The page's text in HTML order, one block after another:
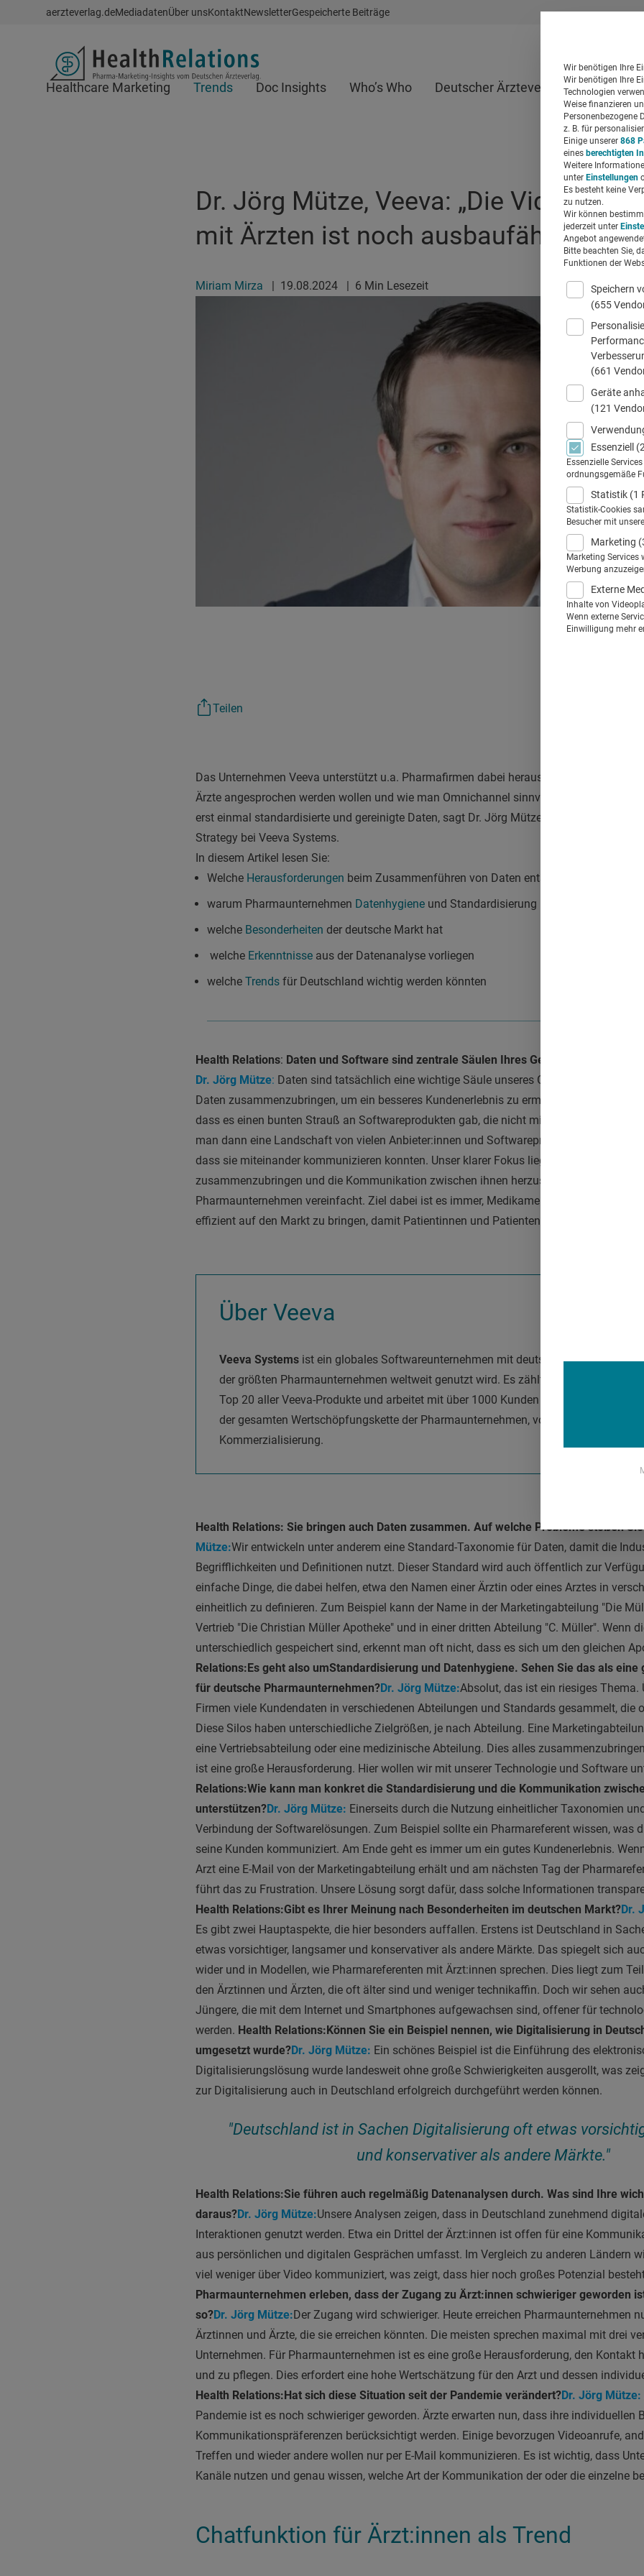
Schnellzugriff
aerzteverlag.deMediadatenÜber unsKontaktNewsletterGespeicherte Beiträge
Header
Healthcare Marketing Trends Doc Insights Who’s Who Deutscher Ärzteverlag
Dr. Jörg Mütze, Veeva: „Die Video-
mit Ärzten ist noch ausbaufähig“
Miriam Mirza | 19.08.2024 | 6 Min Lesezeit
Teilen
Das Unternehmen Veeva unterstützt u.a. Pharmafirmen dabei herauszufinden, über
Ärzte angesprochen werden wollen und wie man Omnichannel sinnvoll ausbauen kann.
erst einmal standardisierte und gereinigte Daten, sagt Dr. Jörg Mütze, Head of DACH
Strategy bei Veeva Systems.
In diesem Artikel lesen Sie:
Welche Herausforderungen beim Zusammenführen von Daten entstehen
warum Pharmaunternehmen Datenhygiene und Standardisierung brauchen
welche Besonderheiten der deutsche Markt hat
welche Erkenntnisse aus der Datenanalyse vorliegen
welche Trends für Deutschland wichtig werden könnten
Health Relations: Daten und Software sind zentrale Säulen Ihres Geschäfts. Könnten
Dr. Jörg Mütze: Daten sind tatsächlich eine wichtige Säule unseres Geschäfts. Unsere
Daten zusammenzubringen, um ein besseres Kundenerlebnis zu ermöglichen. Oft war es
dass es einen bunten Strauß an Softwareprodukten gab, die nicht miteinander gearbeitet
man dann eine Landschaft von vielen Anbieter:innen und Softwareprodukten, die man
dass sie miteinander kommunizieren konnten. Unser klarer Fokus liegt daher darauf,
zusammenzubringen und die Kommunikation zwischen ihnen herzustellen, was
Pharmaunternehmen vereinfacht. Ziel dabei ist es immer, Medikamente möglichst
effizient auf den Markt zu bringen, damit Patientinnen und Patienten davon profitieren.
Über Veeva
Veeva Systems ist ein globales Softwareunternehmen mit deutschem Hauptsitz in
der größten Pharmaunternehmen weltweit genutzt wird. Es zählt nach
Top 20 aller Veeva-Produkte und arbeitet mit über 1000 Kunden weltweit
der gesamten Wertschöpfungskette der Pharmaunternehmen, von der Forschung bis
Kommerzialisierung.
Health Relations: Sie bringen auch Daten zusammen. Auf welche Probleme stoßen
Mütze:Wir entwickeln unter anderem eine Standard-Taxonomie für Daten, damit die
Begrifflichkeiten und Definitionen nutzt. Dieser Standard wird auch öffentlich zur
einfache Dinge, die dabei helfen, etwa den Namen einer Ärztin oder eines Arztes in
einheitlich zu definieren. Zum Beispiel kann der Name in der Marketingabteilung "Die
Vertrieb "Die Christian Müller Apotheke" und in einer dritten Abteilung "C. Müller". Wenn
unterschiedlich gespeichert sind, erkennt man oft nicht, dass es sich um den gleichen
Relations:Es geht also umStandardisierung und Datenhygiene. Sehen Sie das als
für deutsche Pharmaunternehmen?Dr. Jörg Mütze:Absolut, das ist ein riesiges Thema.
Firmen viele Kundendaten in verschiedenen Abteilungen und Standards gesammelt, die
Diese Silos haben unterschiedliche Zielgrößen, je nach Abteilung. Eine
eine Vertriebsabteilung oder eine medizinische Abteilung. Dies alles
ist eine große Herausforderung. Hier wollen wir mit unserer Technologie und Software
Relations:Wie kann man konkret die Standardisierung und die Kommunikation
unterstützen?Dr. Jörg Mütze: Einerseits durch die Nutzung einheitlicher Taxonomien
Verbindung der Softwarelösungen. Zum Beispiel sollte ein Pharmareferent wissen, was
seine Kunden kommuniziert. Am Ende geht es immer um ein gutes Kundenerlebnis.
Arzt eine E-Mail von der Marketingabteilung erhält und am nächsten Tag der
führt das zu Frustration. Unsere Lösung sorgt dafür, dass solche Informationen
Health Relations:Gibt es Ihrer Meinung nach Besonderheiten im deutschen Markt?Dr.
Es gibt zwei Hauptaspekte, die hier besonders auffallen. Erstens ist Deutschland in
etwas vorsichtiger, langsamer und konservativer als andere Märkte. Das spiegelt sich
wider und in Modellen, wie Pharmareferenten mit Ärzt:innen sprechen. Dies liegt zum
den Ärztinnen und Ärzten, die oft älter sind und weniger technikaffin. Doch wir sehen
Jüngere, die mit dem Internet und Smartphones aufgewachsen sind, offener für
werden. Health Relations:Können Sie ein Beispiel nennen, wie Digitalisierung in
umgesetzt wurde?Dr. Jörg Mütze: Ein schönes Beispiel ist die Einführung des
Digitalisierungslösung wurde landesweit ohne große Schwierigkeiten ausgerollt, was
zur Digitalisierung auch in Deutschland erfolgreich durchgeführt werden können.
"Deutschland ist in Sachen Digitalisierung oft etwas
und konservativer als andere Märkte."
Health Relations:Sie führen auch regelmäßig Datenanalysen durch. Was sind Ihre
daraus?Dr. Jörg Mütze:Unsere Analysen zeigen, dass in Deutschland zunehmend
Interaktionen genutzt werden. Etwa ein Drittel der Ärzt:innen ist offen für eine
aus persönlichen und digitalen Gesprächen umfasst. Im Vergleich zu anderen Ländern
viel weniger über Video kommuniziert, was zeigt, dass hier noch großes Potenzial
Pharmaunternehmen erleben, dass der Zugang zu Ärzt:innen schwieriger geworden
so?Dr. Jörg Mütze:Der Zugang wird schwieriger. Heute erreichen Pharmaunternehmen
Ärztinnen und Ärzte, die sie erreichen könnten. Die meisten sprechen maximal mit drei
Unternehmen. Für Pharmaunternehmen ist es eine große Herausforderung, den Kontakt
und zu pflegen. Dies erfordert eine hohe Wertschätzung für den Arzt und dessen
Health Relations:Hat sich diese Situation seit der Pandemie verändert?Dr. Jörg Mütze:
Pandemie ist es noch schwieriger geworden. Ärzte erwarten nun, dass ihre individuellen
Kommunikationspräferenzen berücksichtigt werden. Einige bevorzugen Videoanrufe,
Treffen und wieder andere wollen nur per E-Mail kommunizieren. Es ist wichtig, dass
Kanäle nutzen und genau wissen, welche Art der Kommunikation der oder die einzelne
Chatfunktion für Ärzt:innen als Trend
Wir benötigen Ihre
Wir benötigen Ihre
Technologien
Weise finanzieren
Personenbezogene
z. B. für
Einige unserer 868
eines berechtigten
Weitere
unter Einstellungen
Es besteht keine
zu nutzen.
Wir können
jederzeit unter
Angebot
Bitte beachten Sie,
Funktionen der
Speichern
(655
(661
Geräte
(121
Essenziell
Essenzielle
ordnungsgemäße
Statistik (1
Statistik-Cookies
Besucher mit
Marketing
Marketing
Werbung
Externe
Inhalte von
Wenn externe
Einwilligung mehr